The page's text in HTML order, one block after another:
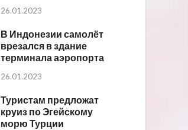
26.01.2023
В Индонезии самолёт
врезался в здание
терминала аэропорта
26.01.2023
Туристам предложат
круиз по Эгейскому
морю Турции